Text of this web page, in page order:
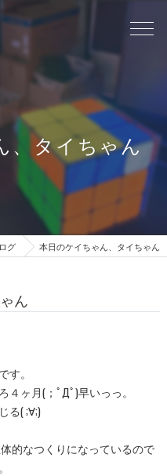
、タイちゃん
グ 本日のケイちゃん、タイちゃん
ん
す。
ヶ月(；ﾟДﾟ)早いっっ。
る( ;∀;)
的なつくりになっているので